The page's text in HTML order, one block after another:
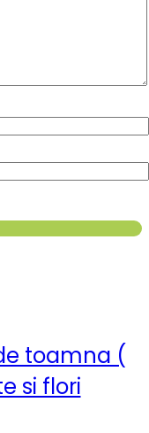
toamna (
si flori